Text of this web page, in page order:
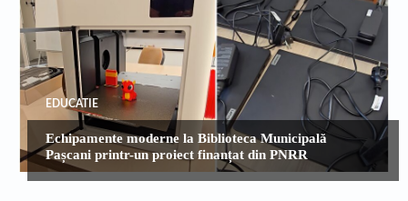
EDUCATIE
Echipamente moderne la Biblioteca Municipală
Pașcani printr-un proiect finanțat din PNRR